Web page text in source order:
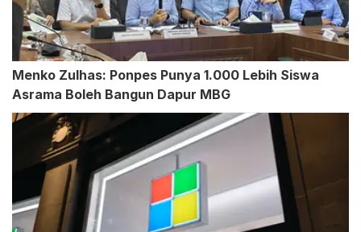
Menko Zulhas: Ponpes Punya 1.000 Lebih Siswa
Asrama Boleh Bangun Dapur MBG